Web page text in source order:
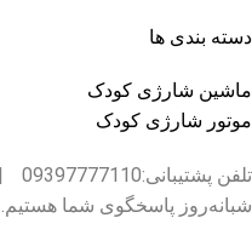
دسته بندی ها
ماشین شارژی کودک
موتور شارژی کودک
تلفن پشتیبانی:09397777110
شبانه‌روز پاسخگوی شما هستیم.